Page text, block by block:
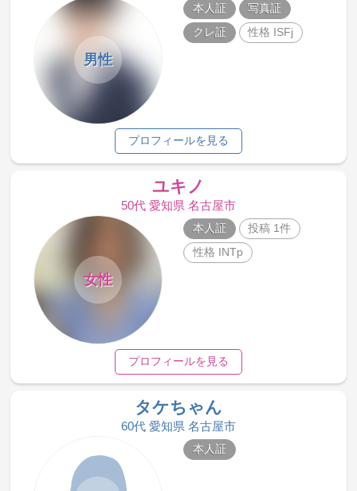
男性
本人証
写真証
クレ証
性格 ISFj
プロフィールを見る
ユキノ
50代 愛知県 名古屋市
女性
本人証
投稿 1件
性格 INTp
プロフィールを見る
タケちゃん
60代 愛知県 名古屋市
本人証